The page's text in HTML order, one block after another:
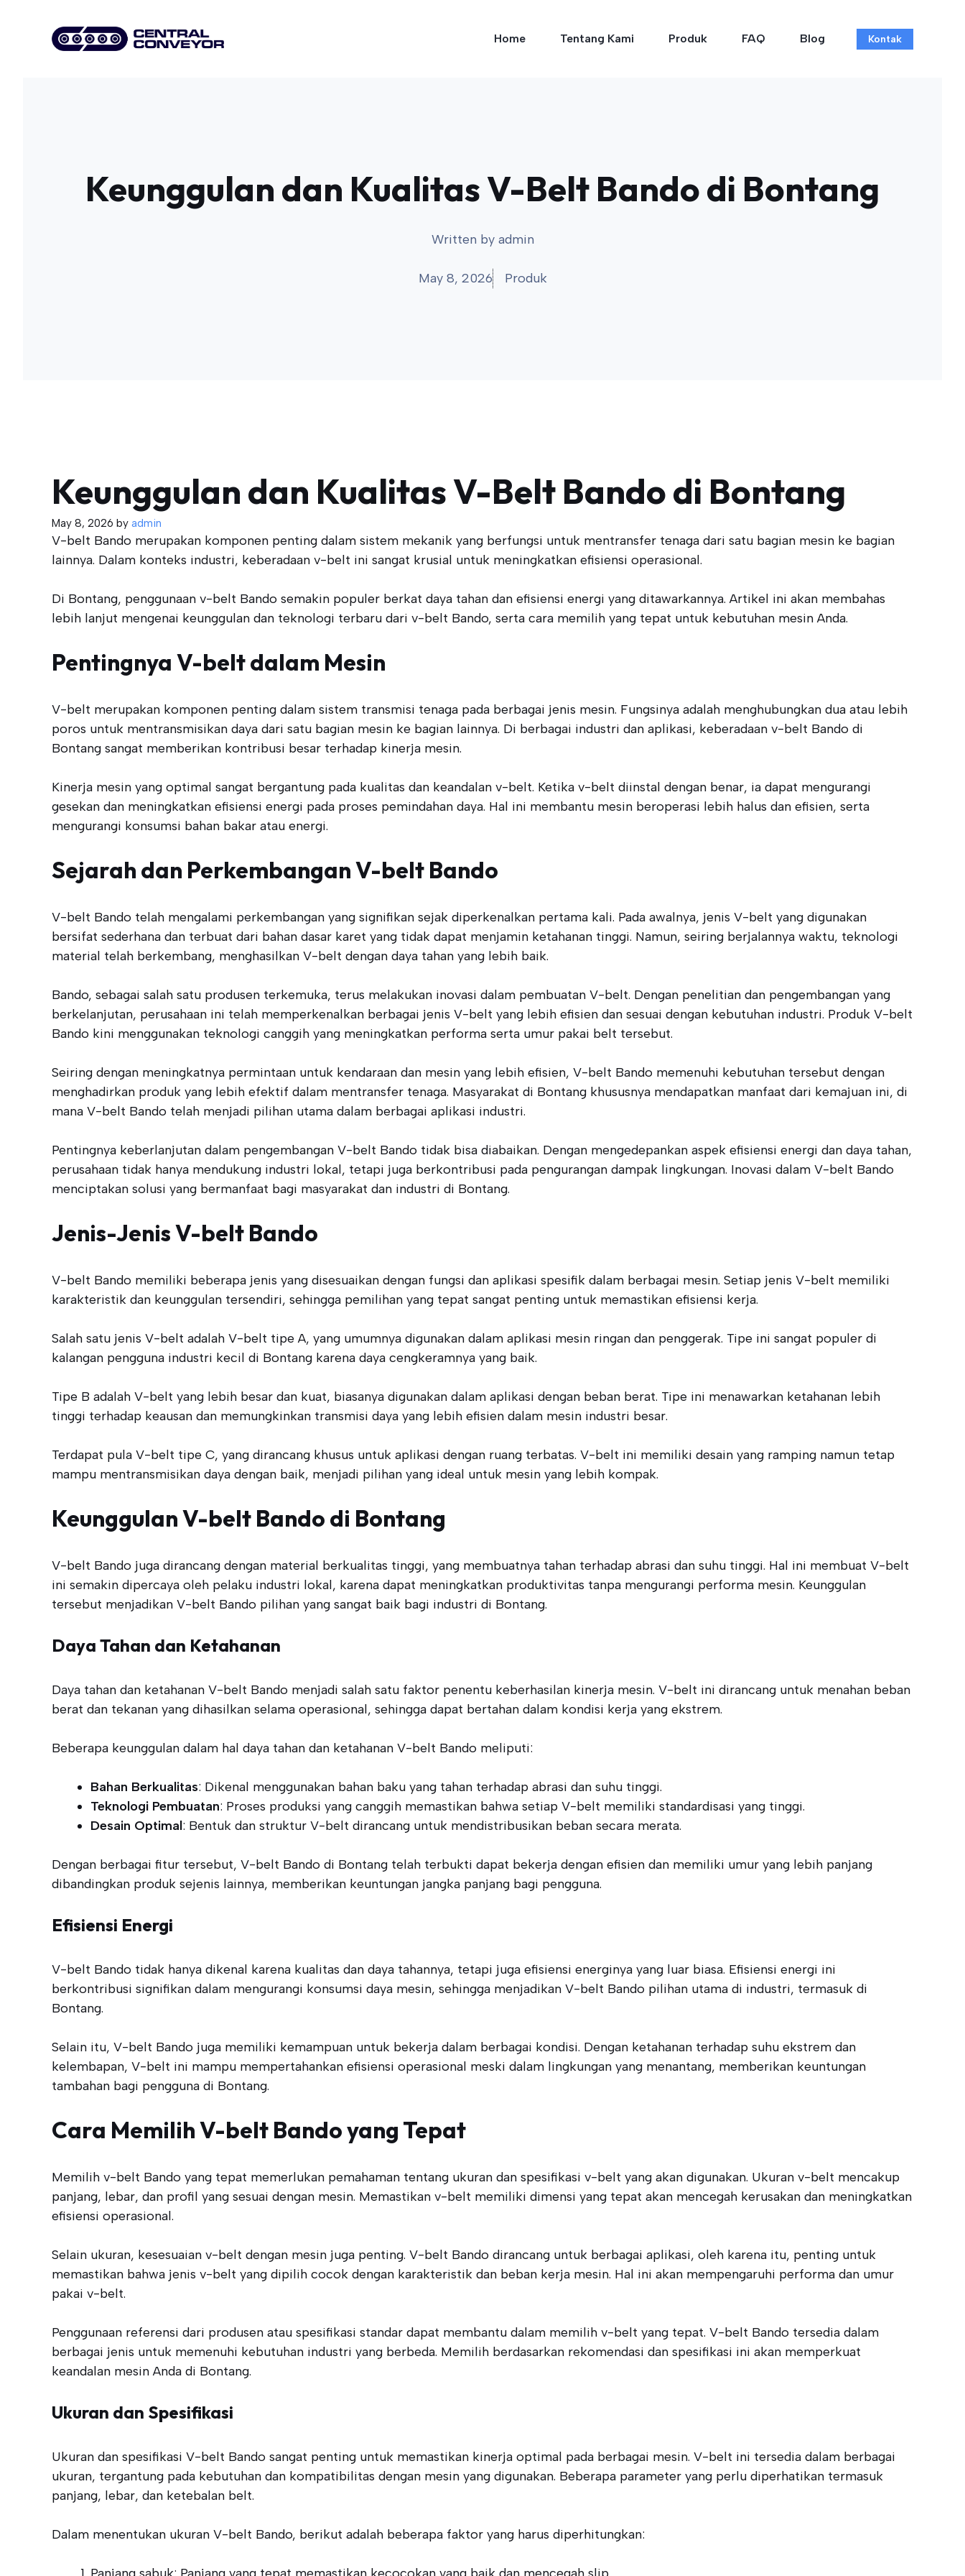
Home Tentang Kami Produk FAQ Blog Kontak
Keunggulan dan Kualitas V-Belt Bando di Bontang
Written by admin
May 8, 2026 Produk
Keunggulan dan Kualitas V-Belt Bando di Bontang
May 8, 2026 by admin
V-belt Bando merupakan komponen penting dalam sistem mekanik yang berfungsi untuk mentransfer tenaga dari satu bagian mesin ke bagian
lainnya. Dalam konteks industri, keberadaan v-belt ini sangat krusial untuk meningkatkan efisiensi operasional.
Di Bontang, penggunaan v-belt Bando semakin populer berkat daya tahan dan efisiensi energi yang ditawarkannya. Artikel ini akan membahas
lebih lanjut mengenai keunggulan dan teknologi terbaru dari v-belt Bando, serta cara memilih yang tepat untuk kebutuhan mesin Anda.
Pentingnya V-belt dalam Mesin
V-belt merupakan komponen penting dalam sistem transmisi tenaga pada berbagai jenis mesin. Fungsinya adalah menghubungkan dua atau lebih
poros untuk mentransmisikan daya dari satu bagian mesin ke bagian lainnya. Di berbagai industri dan aplikasi, keberadaan v-belt Bando di
Bontang sangat memberikan kontribusi besar terhadap kinerja mesin.
Kinerja mesin yang optimal sangat bergantung pada kualitas dan keandalan v-belt. Ketika v-belt diinstal dengan benar, ia dapat mengurangi
gesekan dan meningkatkan efisiensi energi pada proses pemindahan daya. Hal ini membantu mesin beroperasi lebih halus dan efisien, serta
mengurangi konsumsi bahan bakar atau energi.
Sejarah dan Perkembangan V-belt Bando
V-belt Bando telah mengalami perkembangan yang signifikan sejak diperkenalkan pertama kali. Pada awalnya, jenis V-belt yang digunakan
bersifat sederhana dan terbuat dari bahan dasar karet yang tidak dapat menjamin ketahanan tinggi. Namun, seiring berjalannya waktu, teknologi
material telah berkembang, menghasilkan V-belt dengan daya tahan yang lebih baik.
Bando, sebagai salah satu produsen terkemuka, terus melakukan inovasi dalam pembuatan V-belt. Dengan penelitian dan pengembangan yang
berkelanjutan, perusahaan ini telah memperkenalkan berbagai jenis V-belt yang lebih efisien dan sesuai dengan kebutuhan industri. Produk V-belt
Bando kini menggunakan teknologi canggih yang meningkatkan performa serta umur pakai belt tersebut.
Seiring dengan meningkatnya permintaan untuk kendaraan dan mesin yang lebih efisien, V-belt Bando memenuhi kebutuhan tersebut dengan
menghadirkan produk yang lebih efektif dalam mentransfer tenaga. Masyarakat di Bontang khususnya mendapatkan manfaat dari kemajuan ini, di
mana V-belt Bando telah menjadi pilihan utama dalam berbagai aplikasi industri.
Pentingnya keberlanjutan dalam pengembangan V-belt Bando tidak bisa diabaikan. Dengan mengedepankan aspek efisiensi energi dan daya tahan,
perusahaan tidak hanya mendukung industri lokal, tetapi juga berkontribusi pada pengurangan dampak lingkungan. Inovasi dalam V-belt Bando
menciptakan solusi yang bermanfaat bagi masyarakat dan industri di Bontang.
Jenis-Jenis V-belt Bando
V-belt Bando memiliki beberapa jenis yang disesuaikan dengan fungsi dan aplikasi spesifik dalam berbagai mesin. Setiap jenis V-belt memiliki
karakteristik dan keunggulan tersendiri, sehingga pemilihan yang tepat sangat penting untuk memastikan efisiensi kerja.
Salah satu jenis V-belt adalah V-belt tipe A, yang umumnya digunakan dalam aplikasi mesin ringan dan penggerak. Tipe ini sangat populer di
kalangan pengguna industri kecil di Bontang karena daya cengkeramnya yang baik.
Tipe B adalah V-belt yang lebih besar dan kuat, biasanya digunakan dalam aplikasi dengan beban berat. Tipe ini menawarkan ketahanan lebih
tinggi terhadap keausan dan memungkinkan transmisi daya yang lebih efisien dalam mesin industri besar.
Terdapat pula V-belt tipe C, yang dirancang khusus untuk aplikasi dengan ruang terbatas. V-belt ini memiliki desain yang ramping namun tetap
mampu mentransmisikan daya dengan baik, menjadi pilihan yang ideal untuk mesin yang lebih kompak.
Keunggulan V-belt Bando di Bontang
V-belt Bando juga dirancang dengan material berkualitas tinggi, yang membuatnya tahan terhadap abrasi dan suhu tinggi. Hal ini membuat V-belt
ini semakin dipercaya oleh pelaku industri lokal, karena dapat meningkatkan produktivitas tanpa mengurangi performa mesin. Keunggulan
tersebut menjadikan V-belt Bando pilihan yang sangat baik bagi industri di Bontang.
Daya Tahan dan Ketahanan
Daya tahan dan ketahanan V-belt Bando menjadi salah satu faktor penentu keberhasilan kinerja mesin. V-belt ini dirancang untuk menahan beban
berat dan tekanan yang dihasilkan selama operasional, sehingga dapat bertahan dalam kondisi kerja yang ekstrem.
Beberapa keunggulan dalam hal daya tahan dan ketahanan V-belt Bando meliputi:
Bahan Berkualitas: Dikenal menggunakan bahan baku yang tahan terhadap abrasi dan suhu tinggi.
Teknologi Pembuatan: Proses produksi yang canggih memastikan bahwa setiap V-belt memiliki standardisasi yang tinggi.
Desain Optimal: Bentuk dan struktur V-belt dirancang untuk mendistribusikan beban secara merata.
Dengan berbagai fitur tersebut, V-belt Bando di Bontang telah terbukti dapat bekerja dengan efisien dan memiliki umur yang lebih panjang
dibandingkan produk sejenis lainnya, memberikan keuntungan jangka panjang bagi pengguna.
Efisiensi Energi
V-belt Bando tidak hanya dikenal karena kualitas dan daya tahannya, tetapi juga efisiensi energinya yang luar biasa. Efisiensi energi ini
berkontribusi signifikan dalam mengurangi konsumsi daya mesin, sehingga menjadikan V-belt Bando pilihan utama di industri, termasuk di
Bontang.
Selain itu, V-belt Bando juga memiliki kemampuan untuk bekerja dalam berbagai kondisi. Dengan ketahanan terhadap suhu ekstrem dan
kelembapan, V-belt ini mampu mempertahankan efisiensi operasional meski dalam lingkungan yang menantang, memberikan keuntungan
tambahan bagi pengguna di Bontang.
Cara Memilih V-belt Bando yang Tepat
Memilih v-belt Bando yang tepat memerlukan pemahaman tentang ukuran dan spesifikasi v-belt yang akan digunakan. Ukuran v-belt mencakup
panjang, lebar, dan profil yang sesuai dengan mesin. Memastikan v-belt memiliki dimensi yang tepat akan mencegah kerusakan dan meningkatkan
efisiensi operasional.
Selain ukuran, kesesuaian v-belt dengan mesin juga penting. V-belt Bando dirancang untuk berbagai aplikasi, oleh karena itu, penting untuk
memastikan bahwa jenis v-belt yang dipilih cocok dengan karakteristik dan beban kerja mesin. Hal ini akan mempengaruhi performa dan umur
pakai v-belt.
Penggunaan referensi dari produsen atau spesifikasi standar dapat membantu dalam memilih v-belt yang tepat. V-belt Bando tersedia dalam
berbagai jenis untuk memenuhi kebutuhan industri yang berbeda. Memilih berdasarkan rekomendasi dan spesifikasi ini akan memperkuat
keandalan mesin Anda di Bontang.
Ukuran dan Spesifikasi
Ukuran dan spesifikasi V-belt Bando sangat penting untuk memastikan kinerja optimal pada berbagai mesin. V-belt ini tersedia dalam berbagai
ukuran, tergantung pada kebutuhan dan kompatibilitas dengan mesin yang digunakan. Beberapa parameter yang perlu diperhatikan termasuk
panjang, lebar, dan ketebalan belt.
Dalam menentukan ukuran V-belt Bando, berikut adalah beberapa faktor yang harus diperhitungkan: